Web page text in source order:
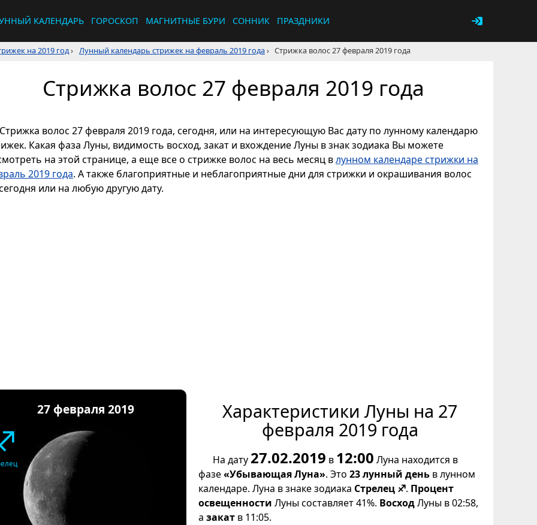
КАЛЕНДАРЬ ГОРОСКОП МАГНИТНЫЕ БУРИ СОННИК ПРАЗДНИКИ
на 2019 год› Лунный календарь стрижек на февраль 2019 года› Стрижка волос 27 февраля 2019 года
Стрижка волос 27 февраля 2019 года
Стрижка волос 27 февраля 2019 года, сегодня, или на интересующую Вас дату по лунному календарю
Какая фаза Луны, видимость восход, закат и вхождение Луны в знак зодиака Вы можете
на этой странице, а еще все о стрижке волос на весь месяц влунном календаре стрижки на
2019 года. А также благоприятные и неблагоприятные дни для стрижки и окрашивания волос
или на любую другую дату.
27 февраля 2019 Характеристики Луны на 27
февраля 2019 года
На дату 27.02.2019 в 12:00 Луна находится в
фазе«Убывающая Луна». Это 23 лунный день в лунном
календаре. Луна в знаке зодиака Стрелец ♐. Процент
освещенности Луны составляет 41%. ВосходЛуны в 02:58,
а закат в 11:05.